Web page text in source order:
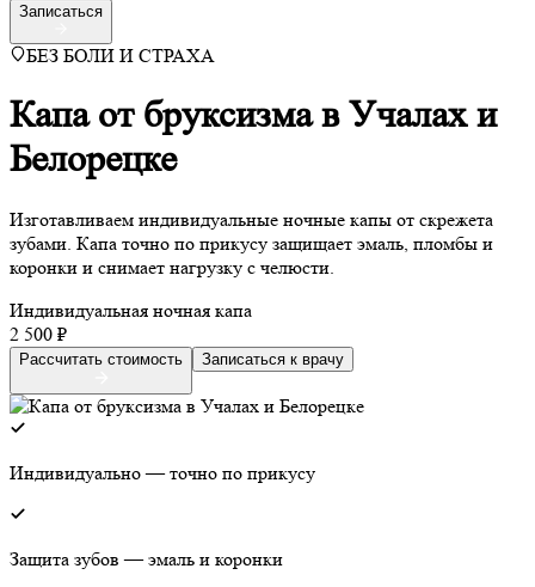
Записаться
БЕЗ БОЛИ И СТРАХА
Капа от бруксизма в Учалах и
Белорецке
Изготавливаем индивидуальные ночные капы от скрежета
зубами. Капа точно по прикусу защищает эмаль, пломбы и
коронки и снимает нагрузку с челюсти.
Индивидуальная ночная капа
2 500 ₽
Рассчитать стоимость Записаться к врачу
Индивидуально — точно по прикусу
Защита зубов — эмаль и коронки